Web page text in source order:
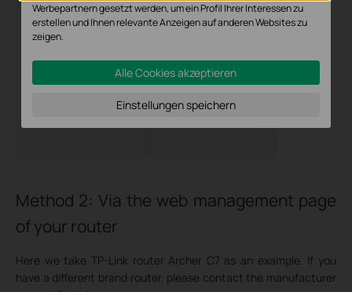
Method 2: Via the web management page
of your router
Here we take TP-Link router Archer C7 as an example. If you
have a different brand router, please contact the manufacturer
Werbepartnern gesetzt werden, um ein Profil Ihrer Interessen zu
erstellen und Ihnen relevante Anzeigen auf anderen Websites zu
zeigen.
Alle Cookies akzeptieren
Einstellungen speichern